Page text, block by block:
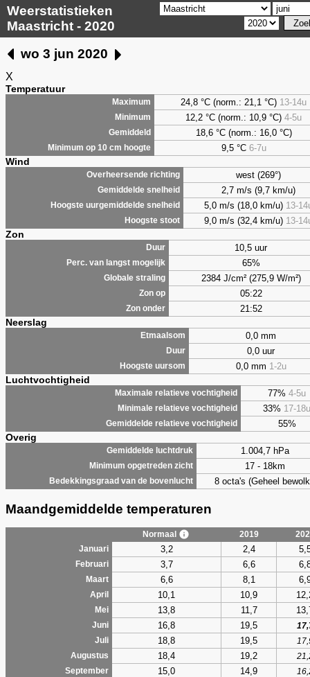
Weerstatistieken
Maastricht - 2020
wo 3 jun 2020
X
Temperatuur
Maximum 24,8 °C (norm.: 21,1 °C) 13-14u
Minimum 12,2 °C (norm.: 10,9 °C) 4-5u
Gemiddeld 18,6 °C (norm.: 16,0 °C)
Minimum op 10 cm hoogte 9,5°C 6-7u
Wind
Overheersende richting west (269°)
Gemiddelde snelheid 2,7 m/s (9,7 km/u)
Hoogste uurgemiddelde snelheid 5,0 m/s (18,0 km/u) 13-
Hoogste stoot 9,0 m/s (32,4 km/u) 13-
Zon
Duur 10,5 uur
Perc. van langst mogelijk 65%
Globale straling 2384 J/cm² (275,9 W/m²)
Zon op 05:22
Zon onder 21:52
Neerslag
Etmaalsom 0,0 mm
Duur 0,0 uur
Hoogste uursom 0,0 mm 1-2u
Luchtvochtigheid
Maximale relatieve vochtigheid 77% 4-5u
Minimale relatieve vochtigheid 33% 17-18u
Gemiddelde relatieve vochtigheid 55%
Overig
Gemiddelde luchtdruk 1.004,7 hPa
Minimum opgetreden zicht 17 - 18km
Bedekkingsgraad van de bovenlucht 8 octa's (Geheel
Maandgemiddelde temperaturen
Normaal 2019
Januari
3,2 2,4
Februari 3,7 6,6
Maart 6,6 8,1
April 10,1 10,9
Mei 13,8 11,7
Juni 16,8 19,5
Juli
18,8 19,5
Augustus
18,4 19,2
September
15,0 14,9